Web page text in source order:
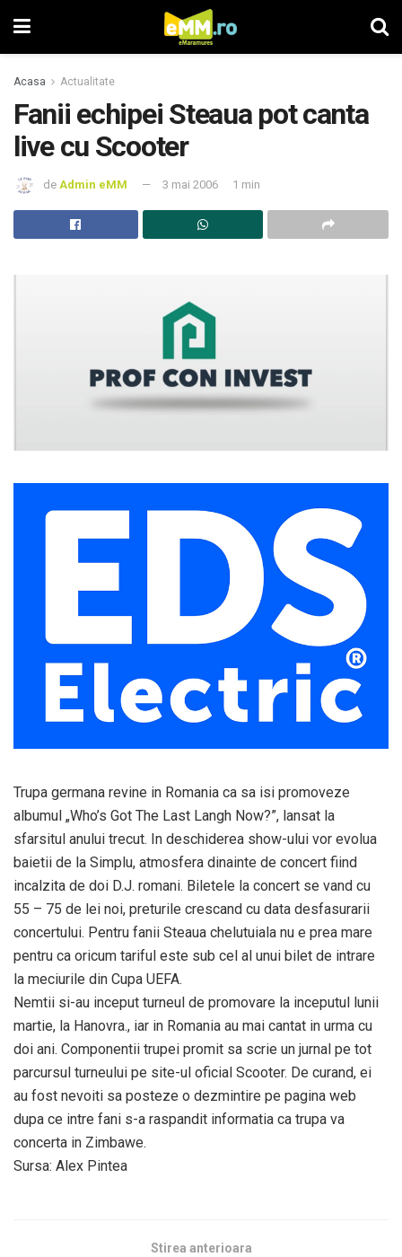
Acasa Actualitate
Fanii echipei Steaua pot canta
live cu Scooter
de Admin eMM 3 mai 2006 1 min
Trupa germana revine in Romania ca sa isi promoveze
albumul „Who’s Got The Last Langh Now?”, lansat la
sfarsitul anului trecut. In deschiderea show-ului vor evolua
baietii de la Simplu, atmosfera dinainte de concert fiind
incalzita de doi D.J. romani. Biletele la concert se vand cu
55 – 75 de lei noi, preturile crescand cu data desfasurarii
concertului. Pentru fanii Steaua chelutuiala nu e prea mare
pentru ca oricum tariful este sub cel al unui bilet de intrare
la meciurile din Cupa UEFA.
Nemtii si-au inceput turneul de promovare la inceputul lunii
martie, la Hanovra., iar in Romania au mai cantat in urma cu
doi ani. Componentii trupei promit sa scrie un jurnal pe tot
parcursul turneului pe site-ul oficial Scooter. De curand, ei
au fost nevoiti sa posteze o dezmintire pe pagina web
dupa ce intre fani s-a raspandit informatia ca trupa va
concerta in Zimbawe.
Sursa: Alex Pintea
Stirea anterioara